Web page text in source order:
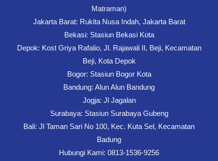
Matraman)
Jakarta Barat: Rukita Nusa Indah, Jakarta Barat
Bekasi: Stasiun Bekasi Kota
Depok: Kost Griya Rafalio, Jl. Rajawali II, Beji, Kecamatan
Beji, Kota Depok
Bogor: Stasiun Bogor Kota
Bandung: Alun Alun Bandung
Jogja: Jl Jagalan
Surabaya: Stasiun Surabaya Gubeng
Bali: Jl Taman Sari No 100, Kec. Kuta Sel, Kecamatan
Badung
Hubungi Kami: 0813-1536-9256